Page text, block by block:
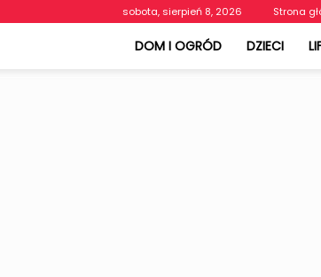
sobota, sierpień 8, 2026 Strona
DOM I OGRÓD DZIECI